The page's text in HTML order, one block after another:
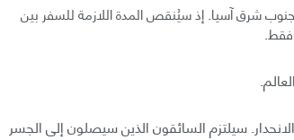
بين الصين ودول جنوب شرق آسيا. إذ سيُنقص المدة اللازمة للسفر بين
سيلتزم السائقون الذين سيصلون إلى الجسر